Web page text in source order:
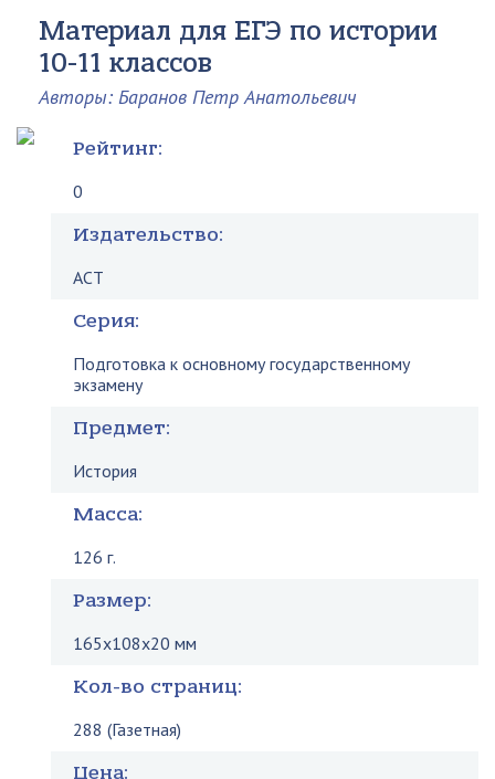
Материал для ЕГЭ по истории
10-11 классов
Авторы: Баранов Петр Анатольевич
Рейтинг:
0
Издательство:
АСТ
Серия:
Подготовка к основному государственному
экзамену
Предмет:
История
Масса:
126 г.
Размер:
165x108x20 мм
Кол-во страниц:
288 (Газетная)
Цена: